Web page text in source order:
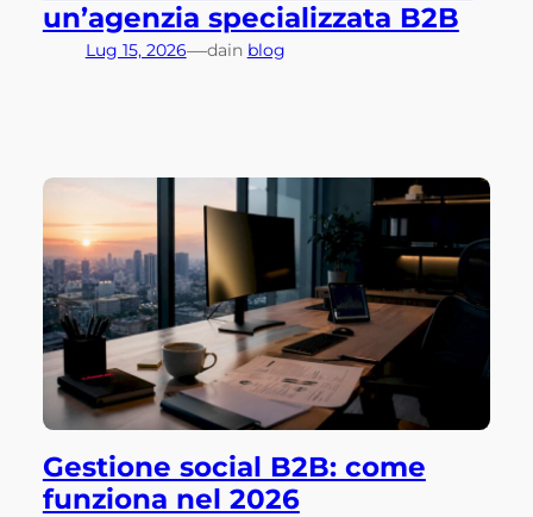
un’agenzia specializzata B2B
Lug 15, 2026—dain blog
Gestione social B2B: come
funziona nel 2026